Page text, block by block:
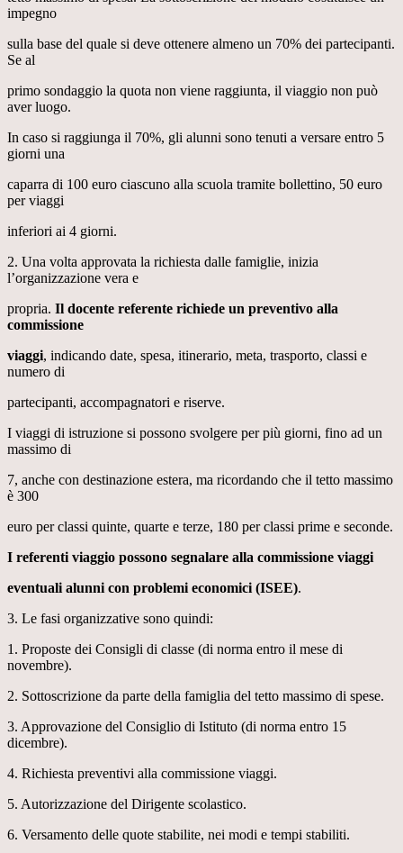
impegno
sulla base del quale si deve ottenere almeno un 70% dei partecipanti.
Se al
primo sondaggio la quota non viene raggiunta, il viaggio non può
aver luogo.
In caso si raggiunga il 70%, gli alunni sono tenuti a versare entro 5
giorni una
caparra di 100 euro ciascuno alla scuola tramite bollettino, 50 euro
per viaggi
inferiori ai 4 giorni.
2. Una volta approvata la richiesta dalle famiglie, inizia
l’organizzazione vera e
propria. Il docente referente richiede un preventivo alla
commissione
viaggi, indicando date, spesa, itinerario, meta, trasporto, classi e
numero di
partecipanti, accompagnatori e riserve.
I viaggi di istruzione si possono svolgere per più giorni, fino ad un
massimo di
7, anche con destinazione estera, ma ricordando che il tetto massimo
è 300
euro per classi quinte, quarte e terze, 180 per classi prime e seconde.
I referenti viaggio possono segnalare alla commissione viaggi
eventuali alunni con problemi economici (ISEE).
3. Le fasi organizzative sono quindi:
1. Proposte dei Consigli di classe (di norma entro il mese di
novembre).
2. Sottoscrizione da parte della famiglia del tetto massimo di spese.
3. Approvazione del Consiglio di Istituto (di norma entro 15
dicembre).
4. Richiesta preventivi alla commissione viaggi.
5. Autorizzazione del Dirigente scolastico.
6. Versamento delle quote stabilite, nei modi e tempi stabiliti.